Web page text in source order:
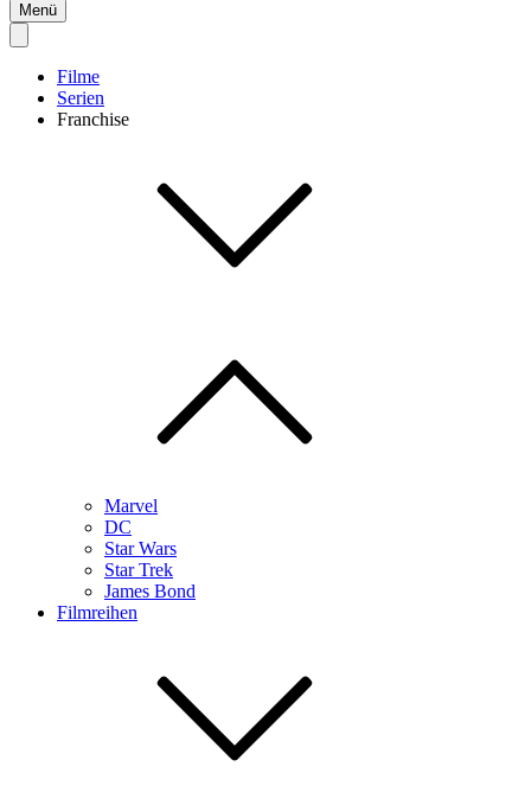
Menü
Filme
Serien
Franchise
Marvel
DC
Star Wars
Star Trek
James Bond
Filmreihen